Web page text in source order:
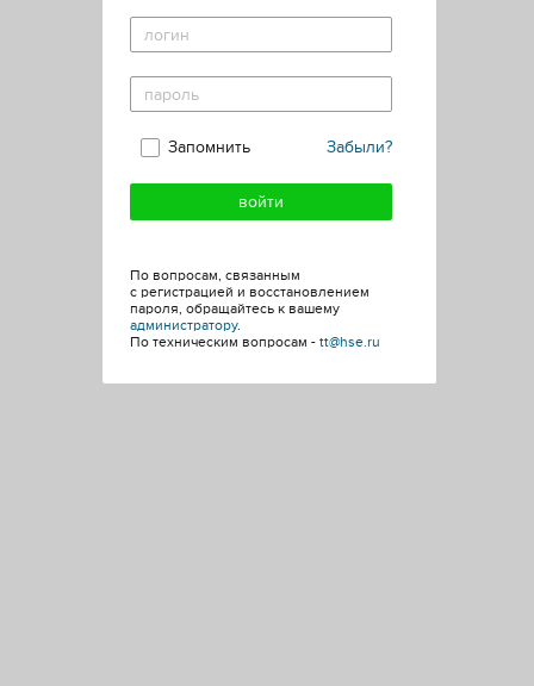
Забыли?
Запомнить
По вопросам, связанным
с регистрацией и восстановлением
пароля, обращайтесь к вашему
администратору.
По техническим вопросам - tt@hse.ru